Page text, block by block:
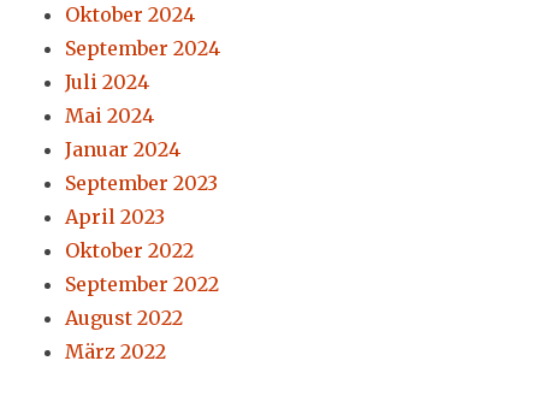
Oktober 2024
September 2024
Juli 2024
Mai 2024
Januar 2024
September 2023
April 2023
Oktober 2022
September 2022
August 2022
März 2022